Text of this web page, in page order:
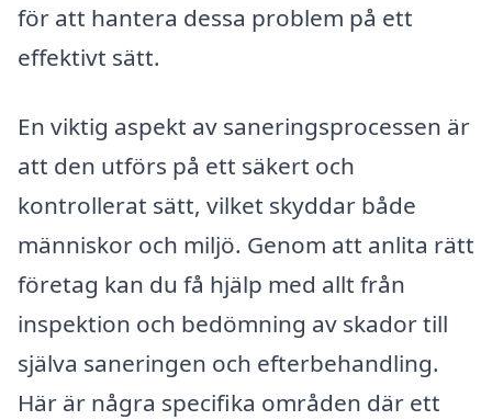
för att hantera dessa problem på ett
effektivt sätt.
En viktig aspekt av saneringsprocessen är
att den utförs på ett säkert och
kontrollerat sätt, vilket skyddar både
människor och miljö. Genom att anlita rätt
företag kan du få hjälp med allt från
inspektion och bedömning av skador till
själva saneringen och efterbehandling.
Här är några specifika områden där ett